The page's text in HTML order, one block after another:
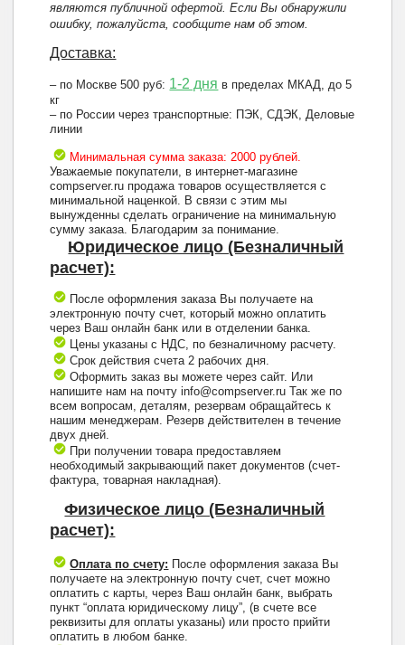
являются публичной офертой. Если Вы обнаружили
ошибку, пожалуйста, сообщите нам об этом.
Доставка:
– по Москве 500 руб: 1-2 дня в пределах МКАД, до 5
кг
– по России через транспортные: ПЭК, СДЭК, Деловые
линии
Минимальная сумма заказа: 2000 рублей.
Уважаемые покупатели, в интернет-магазине
compserver.ru продажа товаров осуществляется с
минимальной наценкой. В связи с этим мы
вынужденны сделать ограничение на минимальную
сумму заказа. Благодарим за понимание.
Юридическое лицо (Безналичный
расчет):
После оформления заказа Вы получаете на
электронную почту счет, который можно оплатить
через Ваш онлайн банк или в отделении банка.
Цены указаны с НДС, по безналичному расчету.
Срок действия счета 2 рабочих дня.
Оформить заказ вы можете через сайт. Или
напишите нам на почту info@compserver.ru Так же по
всем вопросам, деталям, резервам обращайтесь к
нашим менеджерам. Резерв действителен в течение
двух дней.
При получении товара предоставляем
необходимый закрывающий пакет документов (счет-
фактура, товарная накладная).
Физическое лицо (Безналичный
расчет):
Оплата по счету: После оформления заказа Вы
получаете на электронную почту счет, счет можно
оплатить с карты, через Ваш онлайн банк, выбрать
пункт “оплата юридическому лицу”, (в счете все
реквизиты для оплаты указаны) или просто прийти
оплатить в любом банке.